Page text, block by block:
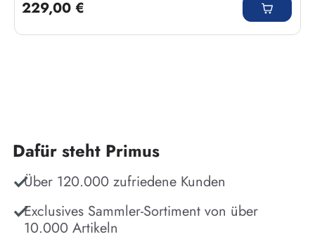
229,00 €
Dafür steht Primus
Über 120.000 zufriedene Kunden
Exclusives Sammler-Sortiment von über
10.000 Artikeln